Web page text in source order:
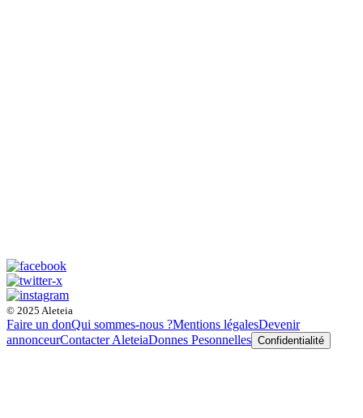
© 2025 Aleteia
Faire un donQui sommes-nous ?Mentions légalesDevenir
annonceurContacter AleteiaDonnes Pesonnelles Confidentialité